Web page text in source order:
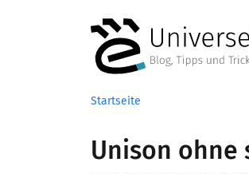
Startseite
Unison ohne